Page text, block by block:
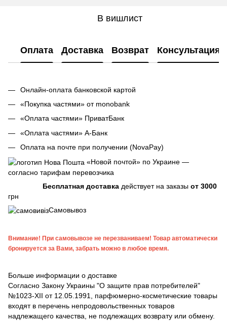
В вишлист
Оплата Доставка Возврат Консультация
Онлайн-оплата банковской картой
«Покупка частями» от monobank
«Оплата частями» ПриватБанк
«Оплата частями» А-Банк
Оплата на почте при получении (NovaPay)
«Новой почтой» по Украине —
согласно тарифам перевозчика
Бесплатная доставка действует на заказы от 3000
грн
Самовывоз
Внимание! При самовывозе не перезваниваем! Товар автоматически
бронируется за Вами, забрать можно в любое время.
Больше информации о доставке
Согласно Закону Украины "О защите прав потребителей"
№1023-XII от 12.05.1991, парфюмерно-косметические товары
входят в перечень непродовольственных товаров
надлежащего качества, не подлежащих возврату или обмену.